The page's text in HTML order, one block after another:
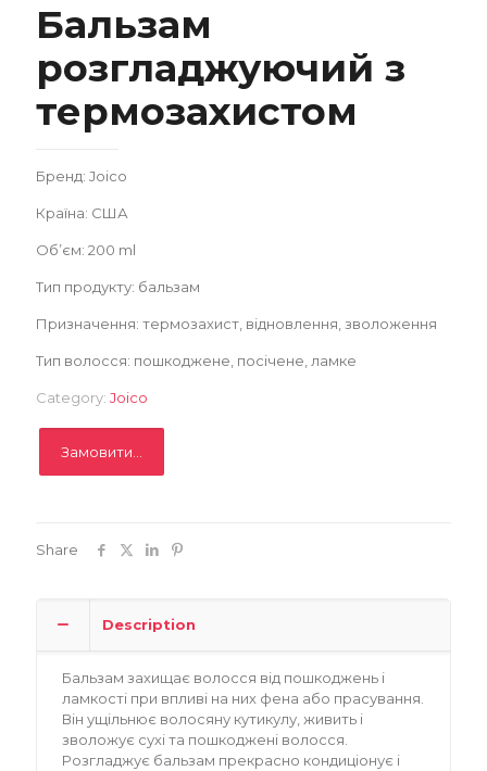
Бальзам
розгладжуючий з
термозахистом
Бренд: Joico
Країна: США
Об’єм: 200 ml
Тип продукту: бальзам
Призначення: термозахист, відновлення, зволоження
Тип волосся: пошкоджене, посічене, ламке
Category: Joico
Замовити...
Share
Description
Бальзам захищає волосся від пошкоджень і
ламкості при впливі на них фена або прасування.
Він ущільнює волосяну кутикулу, живить і
зволожує сухі та пошкоджені волосся.
Розгладжує бальзам прекрасно кондиціонує і
Замовити